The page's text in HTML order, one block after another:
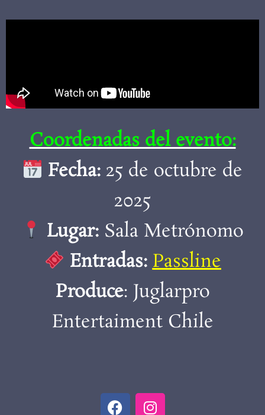
Coordenadas del evento:
Fecha: 25 de octubre de
2025
Lugar: Sala Metrónomo
Entradas: Passline
Produce: Juglarpro
Entertaiment Chile
F
I